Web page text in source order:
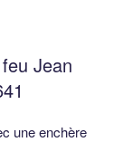
Jean
une enchère